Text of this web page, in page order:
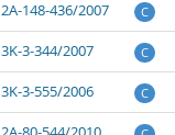
2A-148-436/2007 C
3K-3-344/2007 C
3K-3-555/2006 C